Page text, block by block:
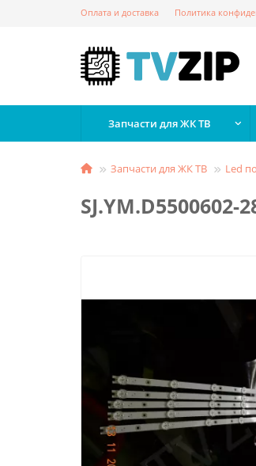
Оплата и доставка Политика
Запчасти для ЖК ТВ
Запчасти для ЖК ТВ Led
SJ.YM.D5500602-